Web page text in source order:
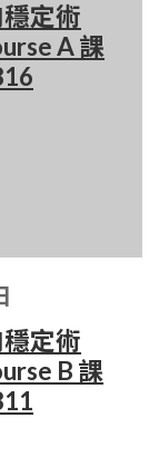
定術
A 課
定術
B 課